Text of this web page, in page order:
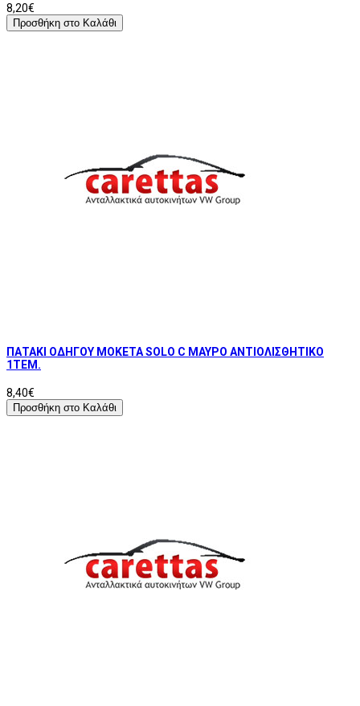
8,20€
Προσθήκη στο Καλάθι
ΠΑΤΑΚΙ ΟΔΗΓΟΥ ΜΟΚΕΤΑ SOLO C ΜΑΥΡΟ ΑΝΤΙΟΛΙΣΘΗΤΙΚΟ
1ΤΕΜ.
8,40€
Προσθήκη στο Καλάθι